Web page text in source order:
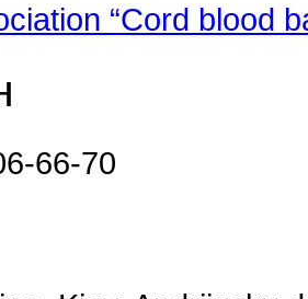
“Cord blood
66-70